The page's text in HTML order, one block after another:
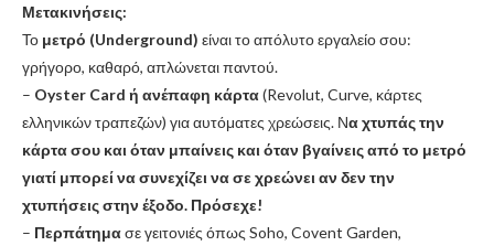
Μετακινήσεις:
Το μετρό (Underground) είναι το απόλυτο εργαλείο σου:
γρήγορο, καθαρό, απλώνεται παντού.
– Oyster Card ή ανέπαφη κάρτα(Revolut, Curve, κάρτες
ελληνικών τραπεζών) για αυτόματες χρεώσεις. Να χτυπάς την
κάρτα σου και όταν μπαίνεις και όταν βγαίνεις από το μετρό
γιατί μπορεί να συνεχίζει να σε χρεώνει αν δεν την
χτυπήσεις στην έξοδο. Πρόσεχε!
– Περπάτημασε γειτονιές όπως Soho, Covent Garden,